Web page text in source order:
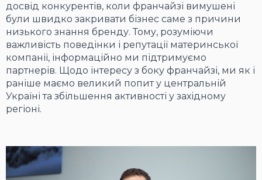
досвід конкурентів, коли франчайзі вимушені
були швидко закривати бізнес саме з причини
низького знання бренду. Тому, розуміючи
важливість поведінки і репутації материнської
компанії, інформаційно ми підтримуємо
партнерів. Щодо інтересу з боку франчайзі, ми як і
раніше маємо великий попит у центральній
Україні та збільшення активності у західному
регіоні.